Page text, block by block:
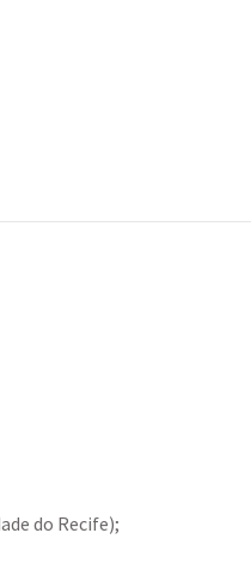
do Recife);